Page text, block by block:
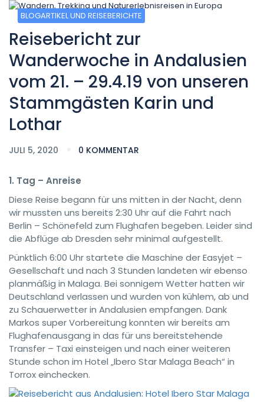
BLOGARTIKEL UND REISEBERICHTE
Reisebericht zur
Wanderwoche in Andalusien
vom 21. – 29.4.19 von unseren
Stammgästen Karin und
Lothar
JULI 5, 2020 0 KOMMENTAR
1. Tag – Anreise
Diese Reise begann für uns mitten in der Nacht, denn
wir mussten uns bereits 2:30 Uhr auf die Fahrt nach
Berlin – Schönefeld zum Flughafen begeben. Leider sind
die Abflüge ab Dresden sehr minimal aufgestellt.
Pünktlich 6:00 Uhr startete die Maschine der Easyjet –
Gesellschaft und nach 3 Stunden landeten wir ebenso
planmäßig in Malaga. Bei sonnigem Wetter hatten wir
Deutschland verlassen und wurden von kühlem, ab und
zu Schauerwetter in Andalusien empfangen. Dank
Markos super Vorbereitung konnten wir bereits am
Flughafenausgang in das für uns bereitstehende
Transfer – Taxi einsteigen und nach einer weiteren
Stunde schon im Hotel „Ibero Star Malaga Beach“ in
Torrox einchecken.